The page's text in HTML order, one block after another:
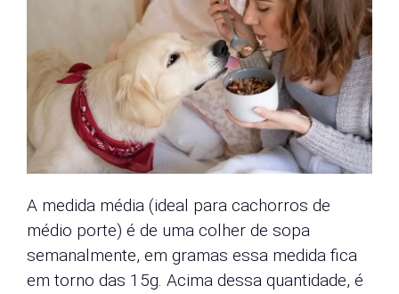
A medida média (ideal para cachorros de
médio porte) é de uma colher de sopa
semanalmente, em gramas essa medida fica
em torno das 15g. Acima dessa quantidade, é